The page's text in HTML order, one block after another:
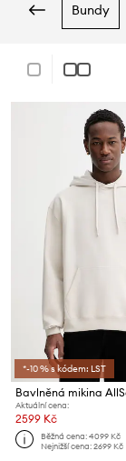
bundy
*-10 % s kódem: LST
Aktuální cena:
2599 Kč
Běžná cena:4099 Kč
Nejnižší cena:2699 Kč